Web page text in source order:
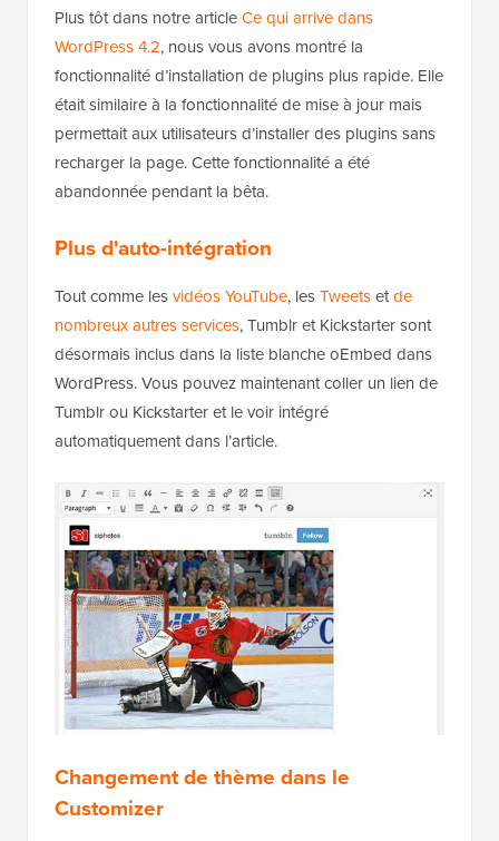
Plus tôt dans notre articleCe qui arrive dans
WordPress 4.2, nous vous avons montré la
fonctionnalité d’installation de plugins plus rapide. Elle
était similaire à la fonctionnalité de mise à jour mais
permettait aux utilisateurs d’installer des plugins sans
recharger la page. Cette fonctionnalité a été
abandonnée pendant la bêta.
Plus d'auto-intégration
Tout comme lesvidéos YouTube, lesTweetsetde
nombreux autres services, Tumblr et Kickstarter sont
désormais inclus dans la liste blanche oEmbed dans
WordPress. Vous pouvez maintenant coller un lien de
Tumblr ou Kickstarter et le voir intégré
automatiquement dans l’article.
Changement de thème dans le
Customizer